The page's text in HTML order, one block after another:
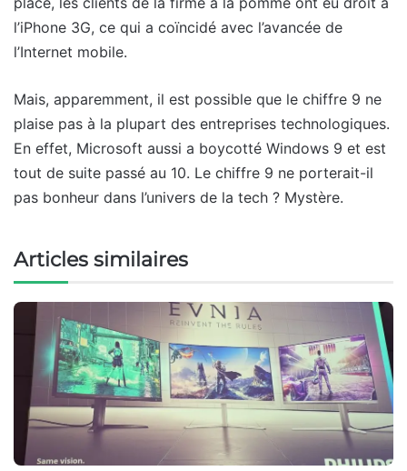
l’iPhone 3G, ce qui a coïncidé avec l’avancée de
l’Internet mobile.
Mais, apparemment, il est possible que le chiffre 9 ne
plaise pas à la plupart des entreprises technologiques.
En effet, Microsoft aussi a boycotté Windows 9 et est
tout de suite passé au 10. Le chiffre 9 ne porterait-il
pas bonheur dans l’univers de la tech ? Mystère.
Articles similaires